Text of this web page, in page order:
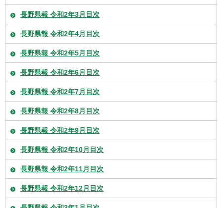
長野県報 令和2年3月目次
長野県報 令和2年4月目次
長野県報 令和2年5月目次
長野県報 令和2年6月目次
長野県報 令和2年7月目次
長野県報 令和2年8月目次
長野県報 令和2年9月目次
長野県報 令和2年10月目次
長野県報 令和2年11月目次
長野県報 令和2年12月目次